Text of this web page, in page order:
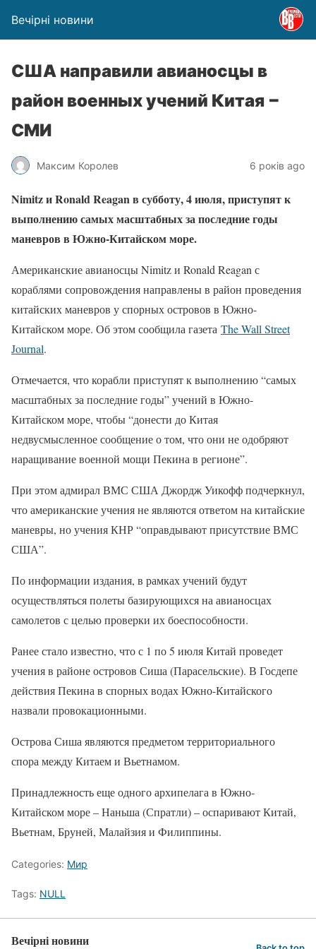
Вечірні новини
США направили авианосцы в
район военных учений Китая −
СМИ
Максим Королев 6 років ago
Nimitz и Ronald Reagan в субботу, 4 июля, приступят к
выполнению самых масштабных за последние годы
маневров в Южно-Китайском море.
Американские авианосцы Nimitz и Ronald Reagan с
кораблями сопровождения направлены в район проведения
китайских маневров у спорных островов в Южно-
Китайском море. Об этом сообщила газета The Wall Street
Journal.
Отмечается, что корабли приступят к выполнению “самых
масштабных за последние годы” учений в Южно-
Китайском море, чтобы “донести до Китая
недвусмысленное сообщение о том, что они не одобряют
наращивание военной мощи Пекина в регионе”.
При этом адмирал ВМС США Джордж Уикофф подчеркнул,
что американские учения не являются ответом на китайские
маневры, но учения КНР “оправдывают присутствие ВМС
США”.
По информации издания, в рамках учений будут
осуществляться полеты базирующихся на авианосцах
самолетов с целью проверки их боеспособности.
Ранее стало известно, что с 1 по 5 июля Китай проведет
учения в районе островов Сиша (Парасельские). В Госдепе
действия Пекина в спорных водах Южно-Китайского
назвали провокационными.
Острова Сиша являются предметом территориального
спора между Китаем и Вьетнамом.
Принадлежность еще одного архипелага в Южно-
Китайском море – Наньша (Спратли) – оспаривают Китай,
Вьетнам, Бруней, Малайзия и Филиппины.
Categories: Мир
Tags: NULL
Вечірні новини